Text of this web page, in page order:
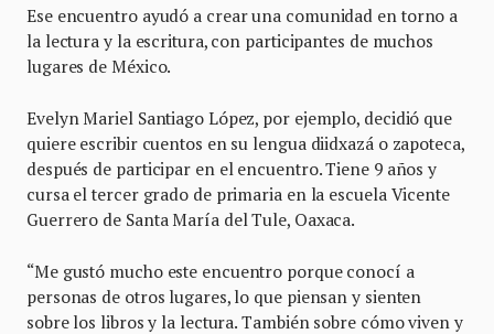
Ese encuentro ayudó a crear una comunidad en torno a
la lectura y la escritura, con participantes de muchos
lugares de México.
Evelyn Mariel Santiago López, por ejemplo, decidió que
quiere escribir cuentos en su lengua diidxazá o zapoteca,
después de participar en el encuentro. Tiene 9 años y
cursa el tercer grado de primaria en la escuela Vicente
Guerrero de Santa María del Tule, Oaxaca.
“Me gustó mucho este encuentro porque conocí a
personas de otros lugares, lo que piensan y sienten
sobre los libros y la lectura. También sobre cómo viven y